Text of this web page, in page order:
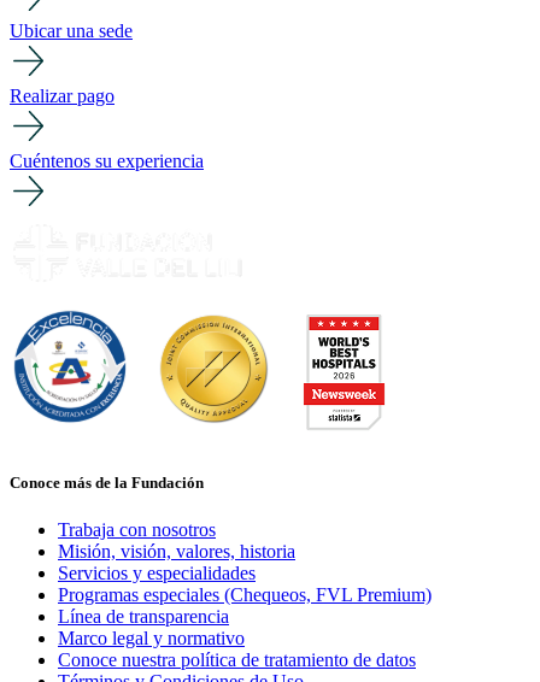
Ubicar una sede
Realizar pago
Cuéntenos su experiencia
Conoce más de la Fundación
Trabaja con nosotros
Misión, visión, valores, historia
Servicios y especialidades
Programas especiales (Chequeos, FVL Premium)
Línea de transparencia
Marco legal y normativo
Conoce nuestra política de tratamiento de datos